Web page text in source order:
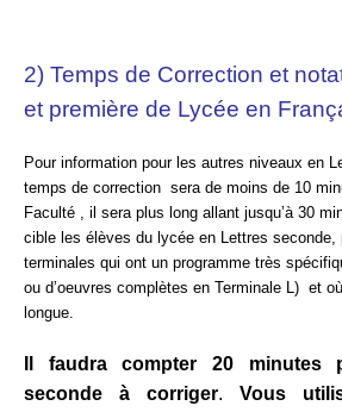
2) Temps de Correction et
et première de Lycée en
Pour information pour les autres niveaux en
temps de correction sera de moins de 10
Faculté , il sera plus long allant jusqu’à 30
cible les élèves du lycée en Lettres
terminales qui ont un programme très
ou d’oeuvres complètes en Terminale L) et
longue.
Il faudra compter 20
seconde à corriger. Vous